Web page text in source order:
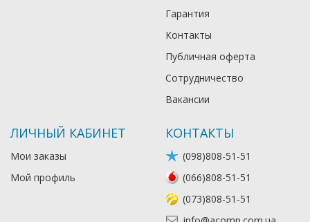
Гарантия
Контакты
Публичная оферта
Сотрудничество
Вакансии
ЛИЧНЫЙ КАБИНЕТ
Мои заказы
Мой профиль
КОНТАКТЫ
(098)808-51-51
(066)808-51-51
(073)808-51-51